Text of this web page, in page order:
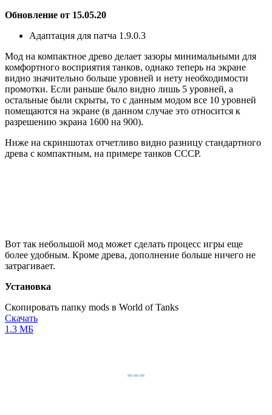
Обновление от 15.05.20
Адаптация для патча 1.9.0.3
Мод на компактное древо делает зазоры минимальными для
комфортного восприятия танков, однако теперь на экране
видно значительно больше уровней и нету необходимости
промотки. Если раньше было видно лишь 5 уровней, а
остальные были скрыты, то с данным модом все 10 уровней
помещаются на экране (в данном случае это относится к
разрешению экрана 1600 на 900).
Ниже на скриншотах отчетливо видно разницу стандартного
древа с компактным, на примере танков СССР.
Вот так небольшой мод может сделать процесс игры еще
более удобным. Кроме древа, дополнение больше ничего не
затрагивает.
Установка
Скопировать папку mods в World of Tanks
Скачать
1.3 МБ